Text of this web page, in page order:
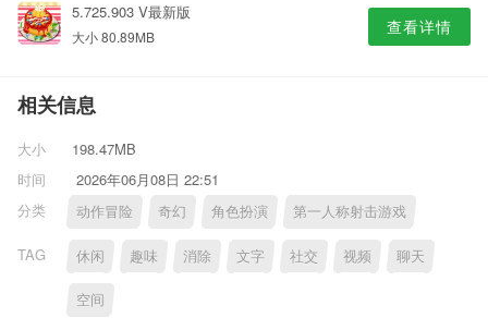
5.725.903 V最新版
大小 80.89MB 查看详情
相关信息
大小
198.47MB
时间
2026年06月08日 22:51
分类
动作冒险 奇幻 角色扮演 第一人称射击游戏
TAG 休闲 趣味 消除 文字 社交 视频 聊天
空间